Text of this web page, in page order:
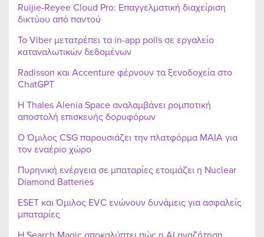
Ruijie-Reyee Cloud Pro: Επαγγελματική διαχείριση
δικτύου από παντού
Το Viber μετατρέπει τα in-app polls σε εργαλείο
καταναλωτικών δεδομένων
Radisson και Accenture φέρνουν τα ξενοδοχεία στο
ChatGPT
Η Thales Alenia Space αναλαμβάνει ρομποτική
αποστολή επισκευής δορυφόρων
Ο Όμιλος CSG παρουσιάζει την πλατφόρμα MAIA για
τον εναέριο χώρο
Πυρηνική ενέργεια σε μπαταρίες ετοιμάζει η Nuclear
Diamond Batteries
ESET και Όμιλος EVC ενώνουν δυνάμεις για ασφαλείς
μπαταρίες